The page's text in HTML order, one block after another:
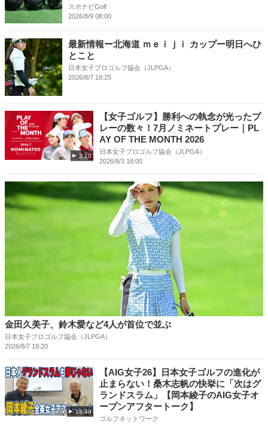
スポナビGolf
2026/8/9 08:00
最新情報ー北海道 ｍｅｉｊｉ カップー明日へひ
とこと
日本女子プロゴルフ協会（JLPGA）
2026/8/7 18:25
2:10
【女子ゴルフ】勝利への執念が光ったプ
レーの数々！7月ノミネートプレー｜PL
AY OF THE MONTH 2026
日本女子プロゴルフ協会（JLPGA）
2026/8/3 18:00
金田久美子、鈴木愛など4人が首位で並ぶ
日本女子プロゴルフ協会（JLPGA）
2026/8/7 18:20
18:49
【AIG女子26】日本女子ゴルフの進化が
止まらない！桑木志帆の快挙に「次はグ
ランドスラム」【岡本綾子のAIG女子オ
ープンアフタートーク】
ゴルフネットワーク